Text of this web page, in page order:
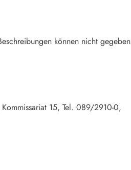
können nicht gegeben
15, Tel. 089/2910-0,